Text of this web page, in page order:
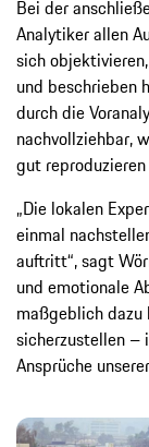
Bei der
Analytiker allen
sich
und beschrieben
durch die
nachvollziehbar,
gut reproduzieren
„Die lokalen
einmal
auftritt“, sagt
und emotionale
maßgeblich dazu
sicherzustellen –
Ansprüche